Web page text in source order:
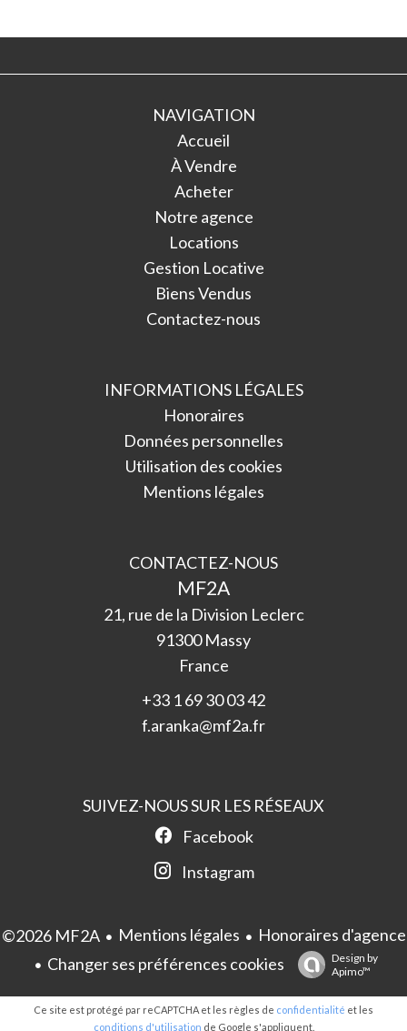
NAVIGATION
Accueil
À Vendre
Acheter
Notre agence
Locations
Gestion Locative
Biens Vendus
Contactez-nous
INFORMATIONS LÉGALES
Honoraires
Données personnelles
Utilisation des cookies
Mentions légales
CONTACTEZ-NOUS
MF2A
21, rue de la Division Leclerc
91300Massy
France
+33 1 69 30 03 42
f.aranka@mf2a.fr
SUIVEZ-NOUS SUR LES RÉSEAUX
Facebook
Instagram
©2026 MF2A Mentions légales
Honoraires d'agence
Changer ses préférences cookies
Design by
Apimo™
Ce site est protégé par reCAPTCHA et les règles de confidentialité et les
conditions d'utilisation de Google s'appliquent.